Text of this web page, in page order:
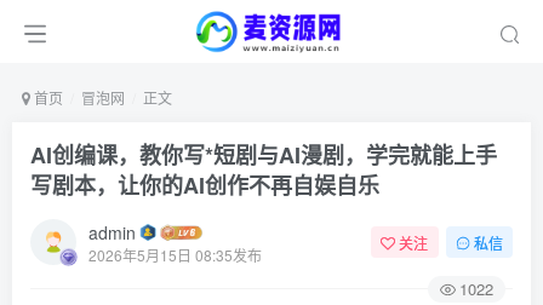
首页 冒泡网 正文
AI创编课，教你写*短剧与AI漫剧，学完就能上手
写剧本，让你的AI创作不再自娱自乐
admin
2026年5月15日 08:35发布
关注 私信
1022